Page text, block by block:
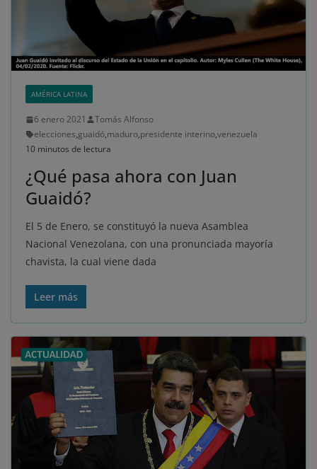
AMÉRICA LATINA
6 enero 2021
Tomás Alfonso
elecciones,guaidó,maduro,presidente interino,venezuela
10 minutos de lectura
¿Qué pasa ahora con Juan
Guaidó?
El 5 de Enero, se constituyó la nueva Asamblea
Nacional Venezolana, con una pronunciada mayoría
chavista, la cual viene dada
Leer más